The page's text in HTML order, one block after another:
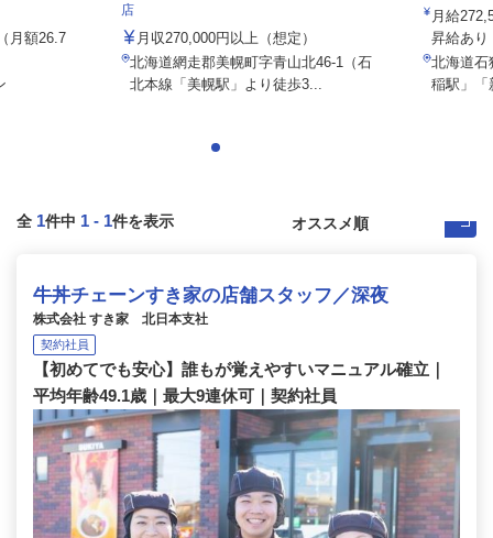
月額26.7
店
月収270,000円以上（想定）
北海道網走郡美幌町字青山北46-1（石
北本線「美幌駅」より徒歩3...
月給
昇給あ
北海道石
稲駅」
全 1件中 1 - 1件を表示
牛丼チェーンすき家の店舗スタッフ／深夜
株式会社 すき家 北日本支社
契約社員
【初めてでも安心】誰もが覚えやすいマニュアル確立｜
平均年齢49.1歳｜最大9連休可｜契約社員